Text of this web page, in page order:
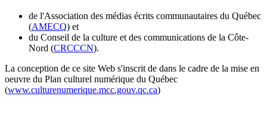
de l'Association des médias écrits communautaires du Québec
(AMECQ) et
du Conseil de la culture et des communications de la Côte-
Nord (CRCCCN).
La conception de ce site Web s'inscrit de dans le cadre de la mise en
oeuvre du Plan culturel numérique du Québec
(www.culturenumerique.mcc.gouv.qc.ca)